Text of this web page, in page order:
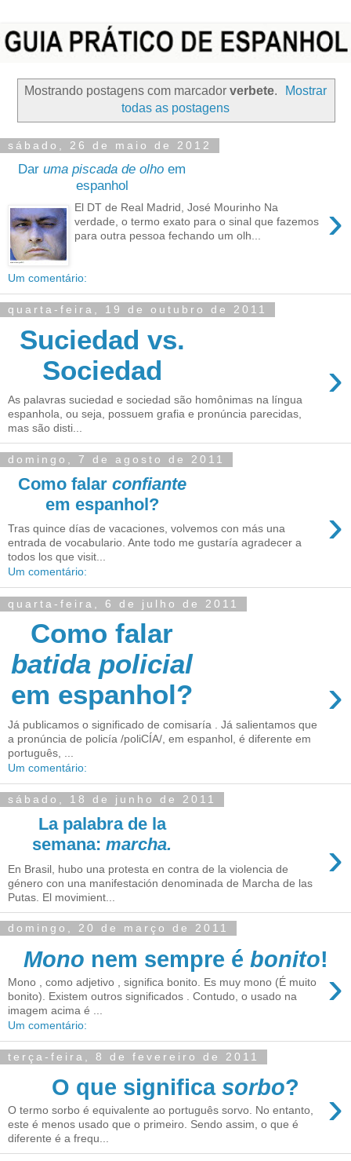
Mostrando postagens com marcador verbete.
Mostrar
todas as postagens
sábado, 26 de maio de 2012
Dar uma piscada de olho em
espanhol
›
El DT de Real Madrid, José Mourinho Na
verdade, o termo exato para o sinal que fazemos
para outra pessoa fechando um olh...
Um comentário:
quarta-feira, 19 de outubro de 2011
Suciedad vs.
Sociedad
›
As palavras suciedad e sociedad são homônimas na língua
espanhola, ou seja, possuem grafia e pronúncia parecidas,
mas são disti...
domingo, 7 de agosto de 2011
Como falar confiante
em espanhol?
›
Tras quince días de vacaciones, volvemos con más una
entrada de vocabulario. Ante todo me gustaría agradecer a
todos los que visit...
Um comentário:
quarta-feira, 6 de julho de 2011
Como falar
batida policial
em espanhol?
›
Já publicamos o significado de comisaría . Já salientamos que
a pronúncia de policía /poliCÍA/, em espanhol, é diferente em
português, ...
Um comentário:
sábado, 18 de junho de 2011
La palabra de la
semana: marcha. ›
En Brasil, hubo una protesta en contra de la violencia de
género con una manifestación denominada de Marcha de las
Putas. El movimient...
domingo, 20 de março de 2011
Mono nem sempre é bonito!
›
Mono , como adjetivo , significa bonito. Es muy mono (É muito
bonito). Existem outros significados . Contudo, o usado na
imagem acima é ...
Um comentário:
terça-feira, 8 de fevereiro de 2011
O que significa sorbo? ›
O termo sorbo é equivalente ao português sorvo. No entanto,
este é menos usado que o primeiro. Sendo assim, o que é
diferente é a frequ...